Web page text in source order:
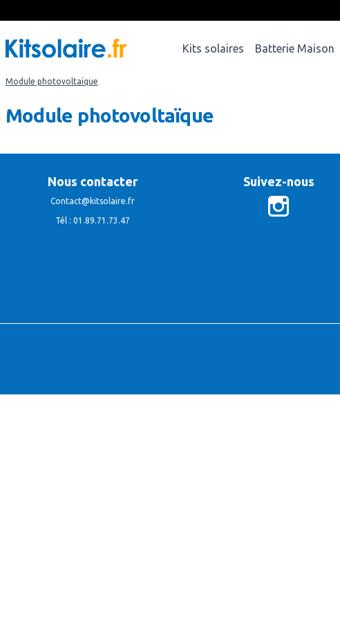
Kits solaires Batterie Maison
Module photovoltaïque
Module photovoltaïque
Nous contacter
Contact@kitsolaire.fr
Tél : 01.89.71.73.47
Suivez-nous